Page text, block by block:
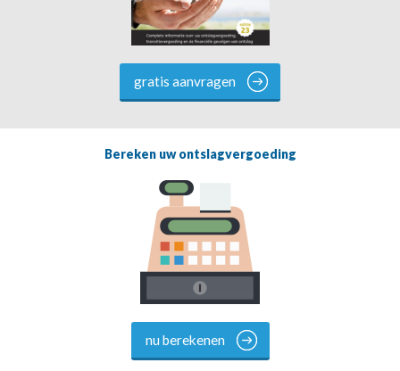
gratis aanvragen
Bereken uw ontslagvergoeding
nu berekenen